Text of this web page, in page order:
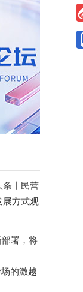
丨
民营
展方式观
部署，将
的激越